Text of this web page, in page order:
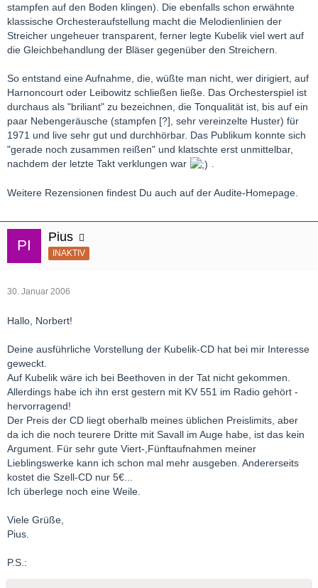
stampfen auf den Boden klingen). Die ebenfalls schon erwähnte
klassische Orchesteraufstellung macht die Melodienlinien der
Streicher ungeheuer transparent, ferner legte Kubelik viel wert auf
die Gleichbehandlung der Bläser gegenüber den Streichern.
So entstand eine Aufnahme, die, wüßte man nicht, wer dirigiert, auf
Harnoncourt oder Leibowitz schließen ließe. Das Orchesterspiel ist
durchaus als "briliant" zu bezeichnen, die Tonqualität ist, bis auf ein
paar Nebengeräusche (stampfen [?], sehr vereinzelte Huster) für
1971 und live sehr gut und durchhörbar. Das Publikum konnte sich
"gerade noch zusammen reißen" und klatschte erst unmittelbar,
nachdem der letzte Takt verklungen war
Weitere Rezensionen findest Du auch auf der Audite-Homepage.
Pius
INAKTIV
30. Januar 2006
Hallo, Norbert!
Deine ausführliche Vorstellung der Kubelik-CD hat bei mir Interesse
geweckt.
Auf Kubelik wäre ich bei Beethoven in der Tat nicht gekommen.
Allerdings habe ich ihn erst gestern mit KV 551 im Radio gehört -
hervorragend!
Der Preis der CD liegt oberhalb meines üblichen Preislimits, aber
da ich die noch teurere Dritte mit Savall im Auge habe, ist das kein
Argument. Für sehr gute Viert-,Fünftaufnahmen meiner
Lieblingswerke kann ich schon mal mehr ausgeben. Andererseits
kostet die Szell-CD nur 5€...
Ich überlege noch eine Weile.
Viele Grüße,
Pius.
P.S.: